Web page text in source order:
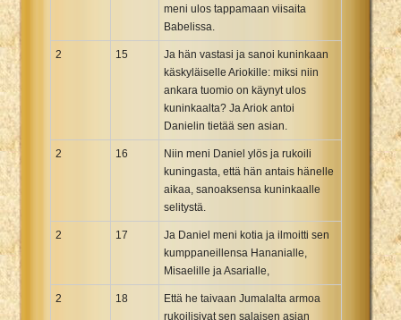
meni ulos tappamaan viisaita
Babelissa.
2 15
Ja hän vastasi ja sanoi kuninkaan
käskyläiselle Ariokille: miksi niin
ankara tuomio on käynyt ulos
kuninkaalta? Ja Ariok antoi
Danielin tietää sen asian.
2 16
Niin meni Daniel ylös ja rukoili
kuningasta, että hän antais hänelle
aikaa, sanoaksensa kuninkaalle
selitystä.
2 17
Ja Daniel meni kotia ja ilmoitti sen
kumppaneillensa Hananialle,
Misaelille ja Asarialle,
2 18
Että he taivaan Jumalalta armoa
rukoilisivat sen salaisen asian